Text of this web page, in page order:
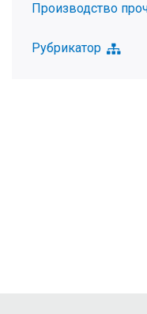
Производство
Рубрикатор